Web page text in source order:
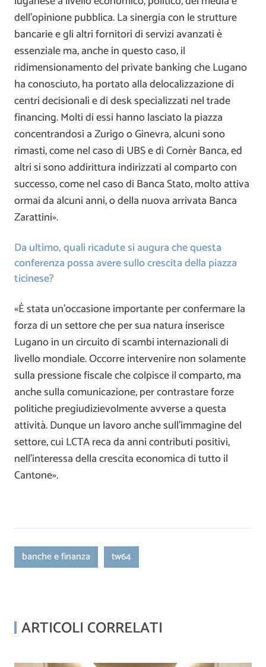
dell’opinione pubblica. La sinergia con le strutture
bancarie e gli altri fornitori di servizi avanzati è
essenziale ma, anche in questo caso, il
ridimensionamento del private banking che Lugano
ha conosciuto, ha portato alla delocalizzazione di
centri decisionali e di desk specializzati nel trade
financing. Molti di essi hanno lasciato la piazza
concentrandosi a Zurigo o Ginevra, alcuni sono
rimasti, come nel caso di UBS e di Cornèr Banca, ed
altri si sono addirittura indirizzati al comparto con
successo, come nel caso di Banca Stato, molto attiva
ormai da alcuni anni, o della nuova arrivata Banca
Zarattini».
Da ultimo, quali ricadute si augura che questa
conferenza possa avere sullo crescita della piazza
ticinese?
«È stata un’occasione importante per confermare la
forza di un settore che per sua natura inserisce
Lugano in un circuito di scambi internazionali di
livello mondiale. Occorre intervenire non solamente
sulla pressione fiscale che colpisce il comparto, ma
anche sulla comunicazione, per contrastare forze
politiche pregiudizievolmente avverse a questa
attività. Dunque un lavoro anche sull’immagine del
settore, cui LCTA reca da anni contributi positivi,
nell’interessa della crescita economica di tutto il
Cantone».
banche e finanza tw64
ARTICOLI CORRELATI